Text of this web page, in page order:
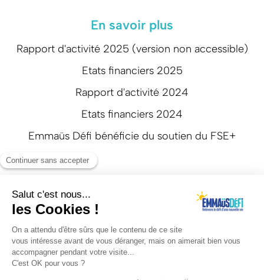
En savoir plus
Rapport d'activité 2025 (version non accessible)
Etats financiers 2025
Rapport d'activité 2024
Etats financiers 2024
Emmaüs Défi bénéficie du soutien du FSE+
Mentions légales
Politique de confidentialité
Réalisation: Agence web Beyonds